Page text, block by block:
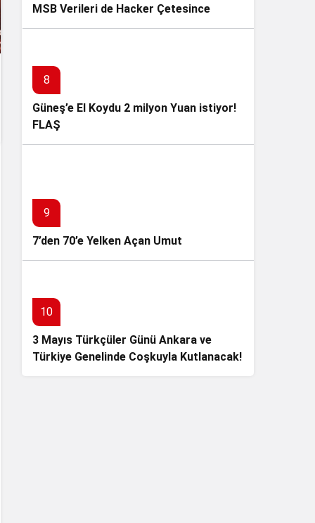
MSB Verileri de Hacker Çetesince
Çalındı!
8
Güneş’e El Koydu 2 milyon Yuan istiyor!
FLAŞ
9
7’den 70’e Yelken Açan Umut
10
3 Mayıs Türkçüler Günü Ankara ve
Türkiye Genelinde Coşkuyla Kutlanacak!